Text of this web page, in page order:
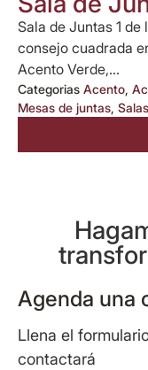
Sala de Juntas 1
consejo cuadrada
Acento Verde,...
Categorias Acento,
Mesas de juntas,
Agenda una
Llena el
contactará